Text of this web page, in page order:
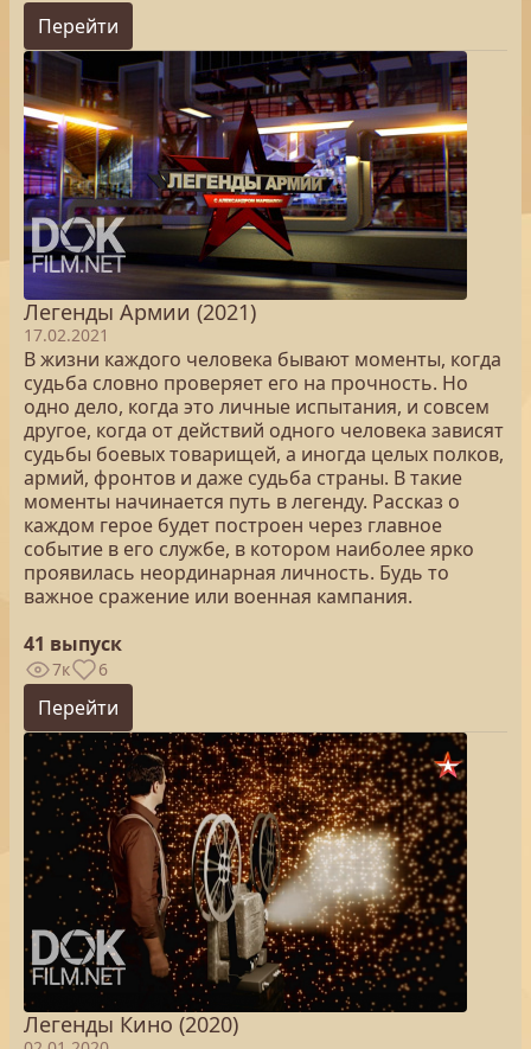
Перейти
Легенды Армии (2021)
17.02.2021
В жизни каждого человека бывают моменты, когда
судьба словно проверяет его на прочность. Но
одно дело, когда это личные испытания, и совсем
другое, когда от действий одного человека зависят
судьбы боевых товарищей, а иногда целых полков,
армий, фронтов и даже судьба страны. В такие
моменты начинается путь в легенду. Рассказ о
каждом герое будет построен через главное
событие в его службе, в котором наиболее ярко
проявилась неординарная личность. Будь то
важное сражение или военная кампания.
41 выпуск
7к 6
Перейти
Легенды Кино (2020)